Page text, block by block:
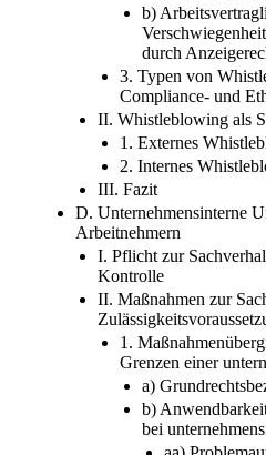
b)
durch
3. Typen von
Compliance- und
II. Whistleblowing als
1. Externes
2. Internes
III. Fazit
D. Unternehmensinterne
Arbeitnehmern
I. Pflicht zur
Kontrolle
II. Maßnahmen zur
1.
Grenzen einer
a)
b)
bei